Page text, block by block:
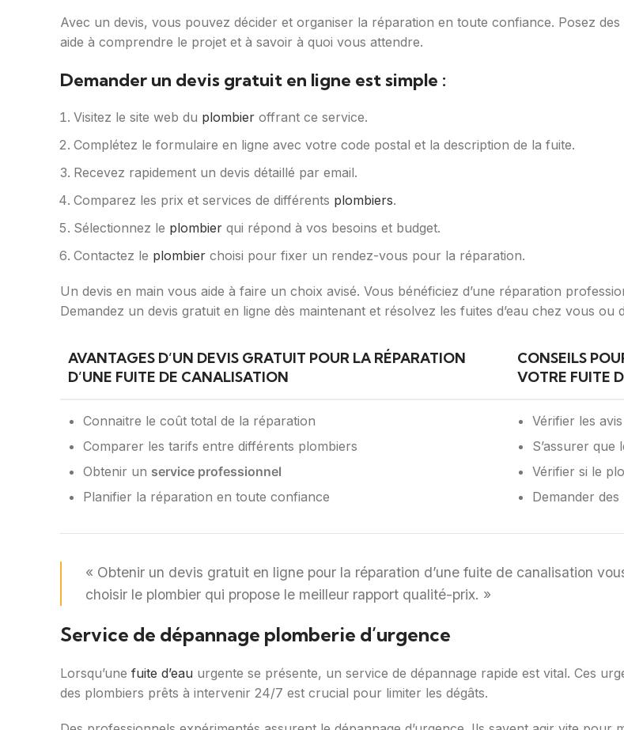
Avec un devis, vous pouvez décider et organiser la réparation en toute confiance. Posez
aide à comprendre le projet et à savoir à quoi vous attendre.
Demander un devis gratuit en ligne est simple :
Visitez le site web du plombier offrant ce service.
Complétez le formulaire en ligne avec votre code postal et la description de la fuite.
Recevez rapidement un devis détaillé par email.
Comparez les prix et services de différents plombiers.
Sélectionnez le plombier qui répond à vos besoins et budget.
Contactez le plombier choisi pour fixer un rendez-vous pour la réparation.
Un devis en main vous aide à faire un choix avisé. Vous bénéficiez d’une réparation
Demandez un devis gratuit en ligne dès maintenant et résolvez les fuites d’eau chez vous ou
AVANTAGES D’UN DEVIS GRATUIT POUR LA RÉPARATION
D’UNE FUITE DE CANALISATION
CONSEILS
VOTRE FUITE
Connaitre le coût total de la réparation
Comparer les tarifs entre différents plombiers
Obtenir un service professionnel
Planifier la réparation en toute confiance
Vérifier les
S’assurer que
Vérifier si le
Demander
« Obtenir un devis gratuit en ligne pour la réparation d’une fuite de canalisation
choisir le plombier qui propose le meilleur rapport qualité-prix. »
Service de dépannage plomberie d’urgence
Lorsqu’une fuite d’eau urgente se présente, un service de dépannage rapide est vital. Ces
des plombiers prêts à intervenir 24/7 est crucial pour limiter les dégâts.